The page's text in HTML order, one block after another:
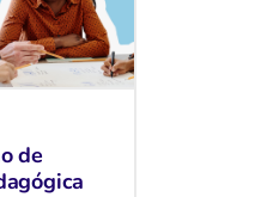
de